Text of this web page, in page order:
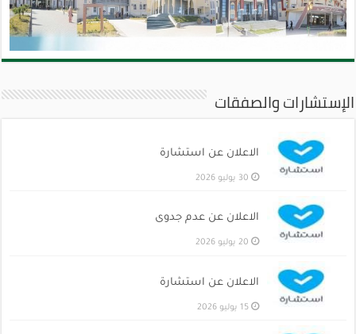
الإستشارات والصفقات
الاعلان عن استشارة
30 يوليو 2026
الاعلان عن عدم جدوى
20 يوليو 2026
الاعلان عن استشارة
15 يوليو 2026